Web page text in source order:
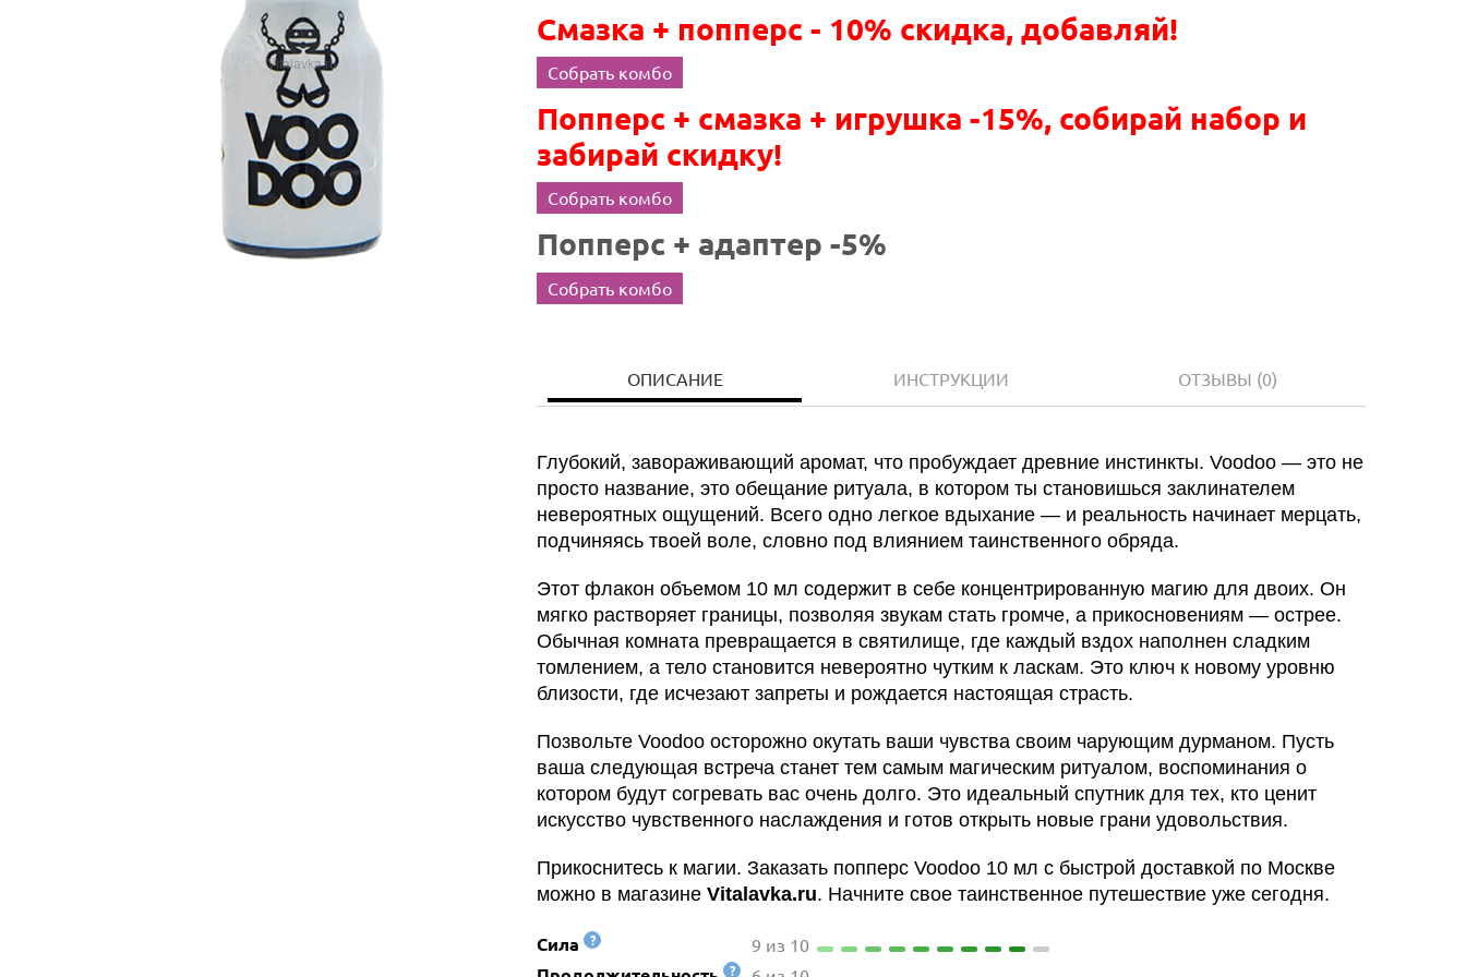
Смазка + попперс - 10% скидка, добавляй!
Собрать комбо
Попперс + смазка + игрушка -15%, собирай набор и
забирай скидку!
Собрать комбо
Попперс + адаптер -5%
Собрать комбо
ОПИСАНИЕ ИНСТРУКЦИИ ОТЗЫВЫ (0)
Глубокий, завораживающий аромат, что пробуждает древние инстинкты. Voodoo — это не
просто название, это обещание ритуала, в котором ты становишься заклинателем
невероятных ощущений. Всего одно легкое вдыхание — и реальность начинает мерцать,
подчиняясь твоей воле, словно под влиянием таинственного обряда.
Этот флакон объемом 10 мл содержит в себе концентрированную магию для двоих. Он
мягко растворяет границы, позволяя звукам стать громче, а прикосновениям — острее.
Обычная комната превращается в святилище, где каждый вздох наполнен сладким
томлением, а тело становится невероятно чутким к ласкам. Это ключ к новому уровню
близости, где исчезают запреты и рождается настоящая страсть.
Позвольте Voodoo осторожно окутать ваши чувства своим чарующим дурманом. Пусть
ваша следующая встреча станет тем самым магическим ритуалом, воспоминания о
котором будут согревать вас очень долго. Это идеальный спутник для тех, кто ценит
искусство чувственного наслаждения и готов открыть новые грани удовольствия.
Прикоснитесь к магии. Заказать попперс Voodoo 10 мл с быстрой доставкой по Москве
можно в магазине Vitalavka.ru. Начните свое таинственное путешествие уже сегодня.
Сила ? 9 из 10
?